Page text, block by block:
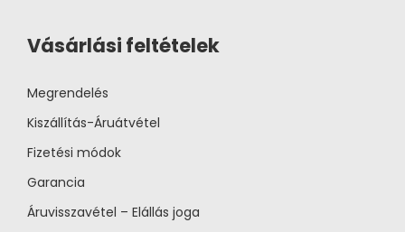
Vásárlási feltételek
Megrendelés
Kiszállítás-Áruátvétel
Fizetési módok
Garancia
Áruvisszavétel – Elállás joga